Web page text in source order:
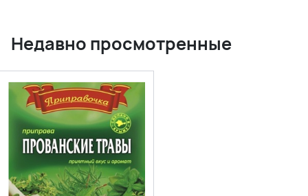
Недавно просмотренные